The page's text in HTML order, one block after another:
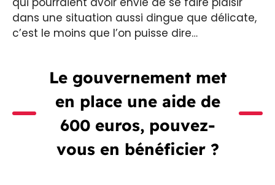
dans une situation aussi dingue que délicate,
c’est le moins que l’on puisse dire…
Le gouvernement met
en place une aide de
600 euros, pouvez-
vous en bénéficier ?